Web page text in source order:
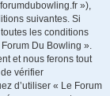
»),
suivantes. Si
les conditions
Du Bowling ».
et nous ferons tout
vérifier
d’utiliser « Le Forum